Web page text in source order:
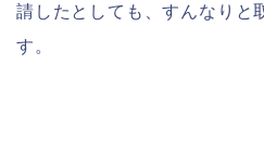
請したとしても、すんなりと
す。